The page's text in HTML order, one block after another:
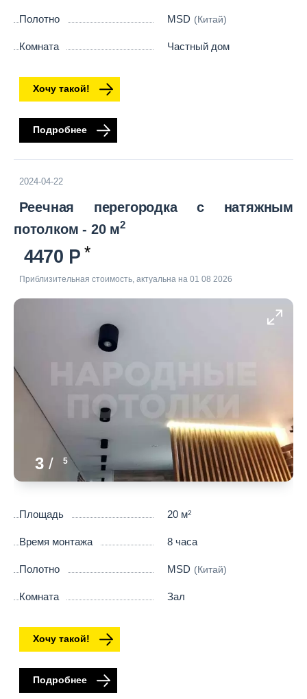
Полотно MSD (Китай)
Комната Частный дом
Хочу такой!
Подробнее
2024-04-22
Реечная перегородка с натяжным
потолком - 20 м2
4470
Приблизительная стоимость, актуальна на 01 08 2026
3 / 5
Площадь 20 м2
Время монтажа 8 часа
Полотно MSD (Китай)
Комната Зал
Хочу такой!
Подробнее